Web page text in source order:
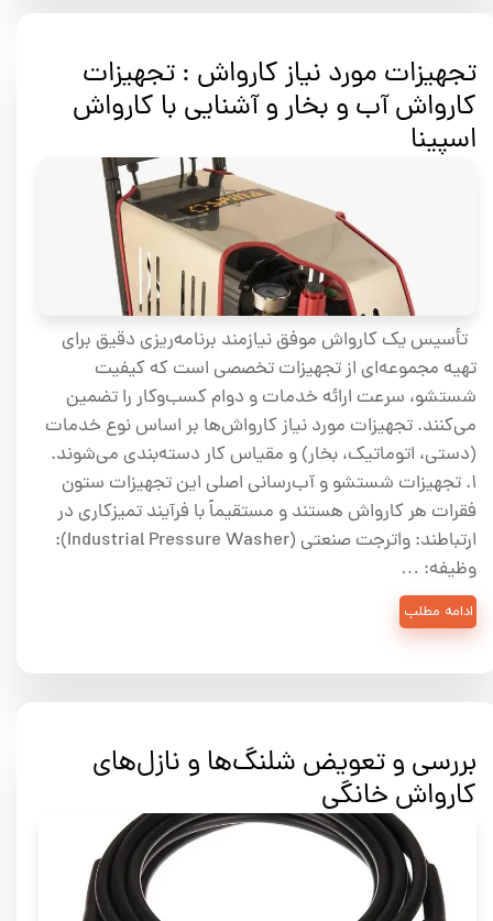
تجهیزات مورد نیاز کارواش : تجهیزات
کارواش آب و بخار و آشنایی با کارواش
اسپینا
تأسیس یک کارواش موفق نیازمند برنامه‌ریزی دقیق برای
تهیه مجموعه‌ای از تجهیزات تخصصی است که کیفیت
شستشو، سرعت ارائه خدمات و دوام کسب‌وکار را تضمین
می‌کنند. تجهیزات مورد نیاز کارواش‌ها بر اساس نوع خدمات
(دستی، اتوماتیک، بخار) و مقیاس کار دسته‌بندی می‌شوند.
۱. تجهیزات شستشو و آب‌رسانی اصلی این تجهیزات ستون
فقرات هر کارواش هستند و مستقیماً با فرآیند تمیزکاری در
ارتباطند: واترجت صنعتی (Industrial Pressure Washer):
وظیفه: …
ادامه مطلب
بررسی و تعویض شلنگ‌ها و نازل‌های
کارواش خانگی